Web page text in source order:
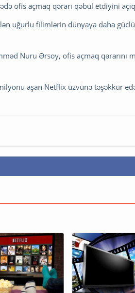
ofis açmaq qərarı qəbul etdiyini
uğurlu filimlərin dünyaya daha
Nuru Ərsoy, ofis açmaq qərarını
aşan Netflix üzvünə təşəkkür